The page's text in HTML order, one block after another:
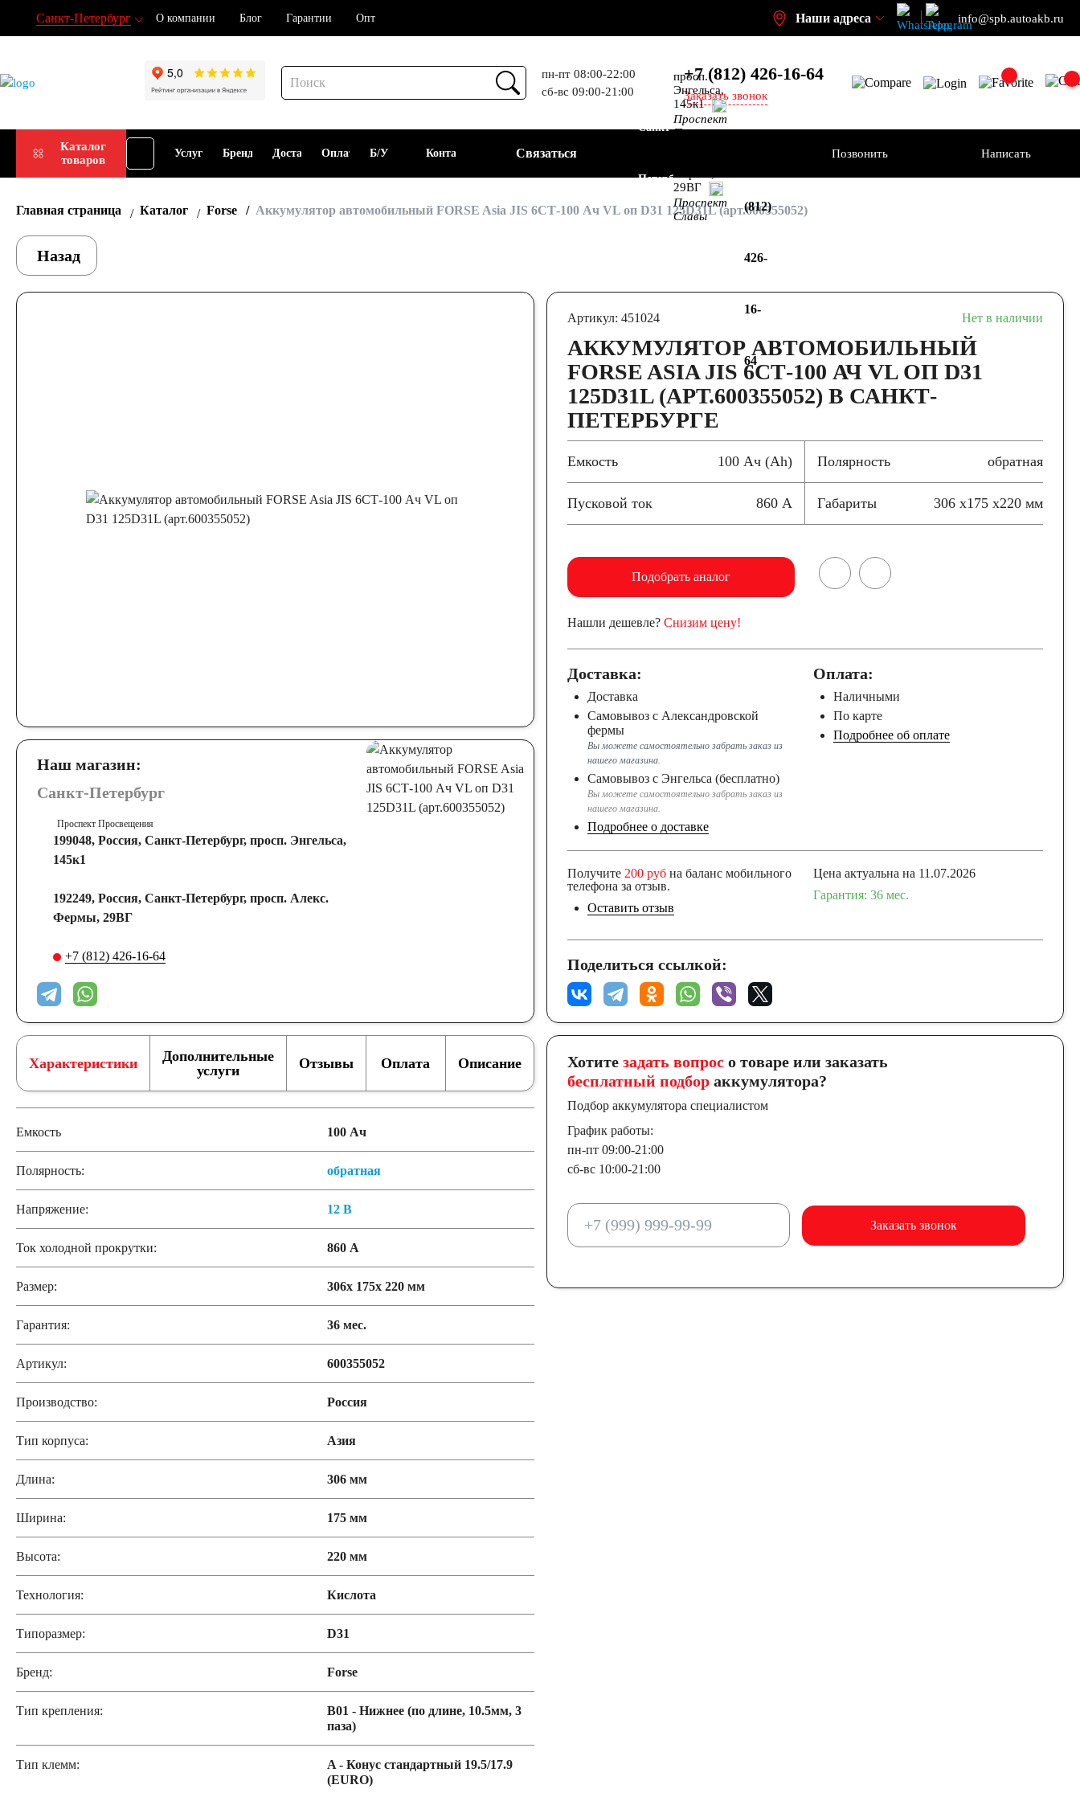
Санкт-Петербург О компании Блог Гарантии Опт Наши адреса info@spb.autoakb.ru
пн-пт 08:00-22:00
сб-вс 09:00-21:00
+7 (812) 426-16-64
Заказать звонок
Каталог
товаров
Подбор
АКБ
Услуги Бренды Доставка Оплата
Прием
Б/У
АКБ
Контакты Связаться
Санкт-
Петербург
просп.
Энгельса,
145к1
Проспект
Просвещения
29ВГ
Проспект
Славы
(812)
426-
16-
64
Позвонить Написать
Главная страница Каталог Forse Аккумулятор автомобильный FORSE Asia JIS 6СТ-100 Ач VL оп D31 125D31L (арт.600355052)
Назад
Наш магазин:
Санкт-Петербург
Проспект Просвещения
199048, Россия, Санкт-Петербург, просп. Энгельса,
145к1
192249, Россия, Санкт-Петербург, просп. Алекс.
Фермы, 29ВГ
+7 (812) 426-16-64
Артикул: 451024 Нет в наличии
АККУМУЛЯТОР АВТОМОБИЛЬНЫЙ
FORSE ASIA JIS 6СТ-100 АЧ VL ОП D31
125D31L (АРТ.600355052) В САНКТ-
ПЕТЕРБУРГЕ
Емкость 100 Ач (Ah) Полярность обратная
Пусковой ток 860 А Габариты 306 x175 x220 мм
Подобрать аналог
Нашли дешевле? Снизим цену!
Доставка:
Доставка
Самовывоз с Александровской
фермы
Вы можете самостоятельно забрать заказ из
нашего магазина.
Самовывоз с Энгельса (бесплатно)
Вы можете самостоятельно забрать заказ из
нашего магазина.
Подробнее о доставке
Оплата:
Наличными
По карте
Подробнее об оплате
Получите 200 рубна баланс мобильного
телефона за отзыв.
Оставить отзыв
Цена актуальна на 11.07.2026
Гарантия: 36 мес.
Поделиться ссылкой:
Характеристики
Дополнительные
услуги
Отзывы Оплата Описание
Емкость 100 Ач
Полярность: обратная
Напряжение: 12 В
Ток холодной прокрутки: 860 А
Размер: 306x 175x 220 мм
Гарантия: 36 мес.
Артикул: 600355052
Производство: Россия
Тип корпуса: Азия
Длина: 306 мм
Ширина: 175 мм
Высота: 220 мм
Технология: Кислота
Типоразмер: D31
Бренд: Forse
Тип крепления:
B01 - Нижнее (по длине, 10.5мм, 3
паза)
Тип клемм:
A - Конус стандартный 19.5/17.9
(EURO)
Хотите задать вопросо товаре или заказать
бесплатный подбораккумулятора?
Подбор аккумулятора специалистом
График работы:
пн-пт 09:00-21:00
сб-вс 10:00-21:00
Заказать звонок